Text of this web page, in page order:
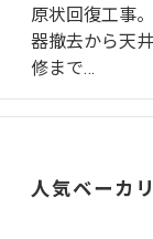
原状回復工事
器撤去から天
修まで…